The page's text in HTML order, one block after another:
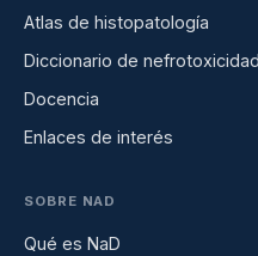
Atlas de histopatología
Diccionario de nefrotoxicidad
Docencia
Enlaces de interés
SOBRE NAD
Qué es NaD